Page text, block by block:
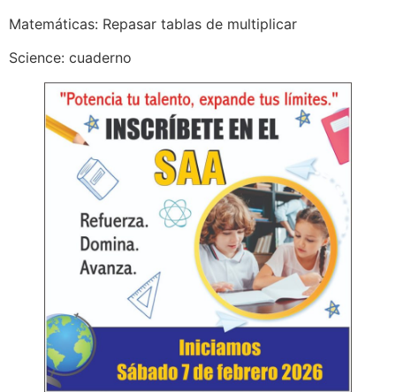
Matemáticas: Repasar tablas de multiplicar
Science: cuaderno